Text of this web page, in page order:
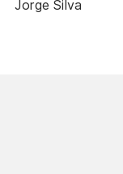
Jorge Silva